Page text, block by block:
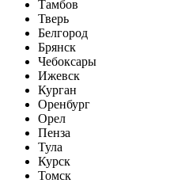
Тамбов
Тверь
Белгород
Брянск
Чебоксары
Ижевск
Курган
Оренбург
Орел
Пенза
Тула
Курск
Томск